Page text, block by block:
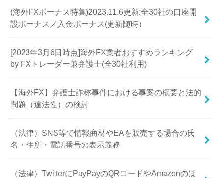
(海外FXボーナス特集)2023.11.6更新:全30社の口座開
設ボーナス／入金ボーナス(更新随時）
[2023年3月6日時点]海外FX業者おすすめランキング
by FXトレーダー兼弁護士(全30社利用)
【海外FX】弁護士詐称事件における事案の概要と法的
問題（違法性）の検討
（法律）SNS等で情報商材やEAを販売する場合の氏
名・住所・電話番号の表示義務
（法律）TwitterにPayPayのQRコードやAmazonのほ